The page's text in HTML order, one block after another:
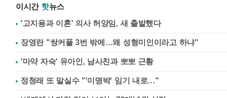
이시간 핫뉴스
'고지용과 이혼' 의사 허양임, 새 출발했다
장영란 "쌍커풀 3번 밖에…왜 성형미인이라고 하냐"
'마약 자숙' 유아인, 남사친과 뽀뽀 근황
정청래 또 말실수 "'이명박' 임기 내로…"